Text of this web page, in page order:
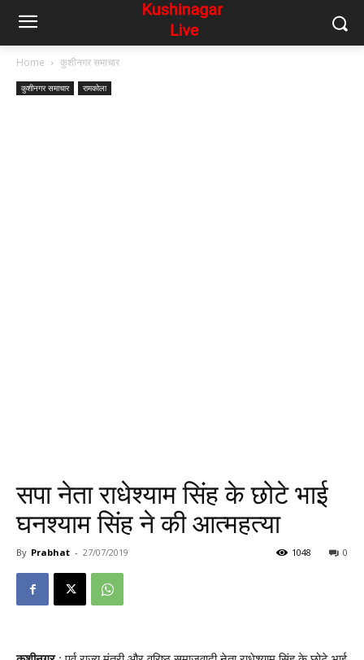
Home कुशीनगर समाचार
कुशीनगर समाचार रामकोला
सपा नेता राधेश्याम सिंह के छोटे भाई
घनश्याम सिंह ने की आत्महत्या
By Prabhat - 27/07/2019 0
1048